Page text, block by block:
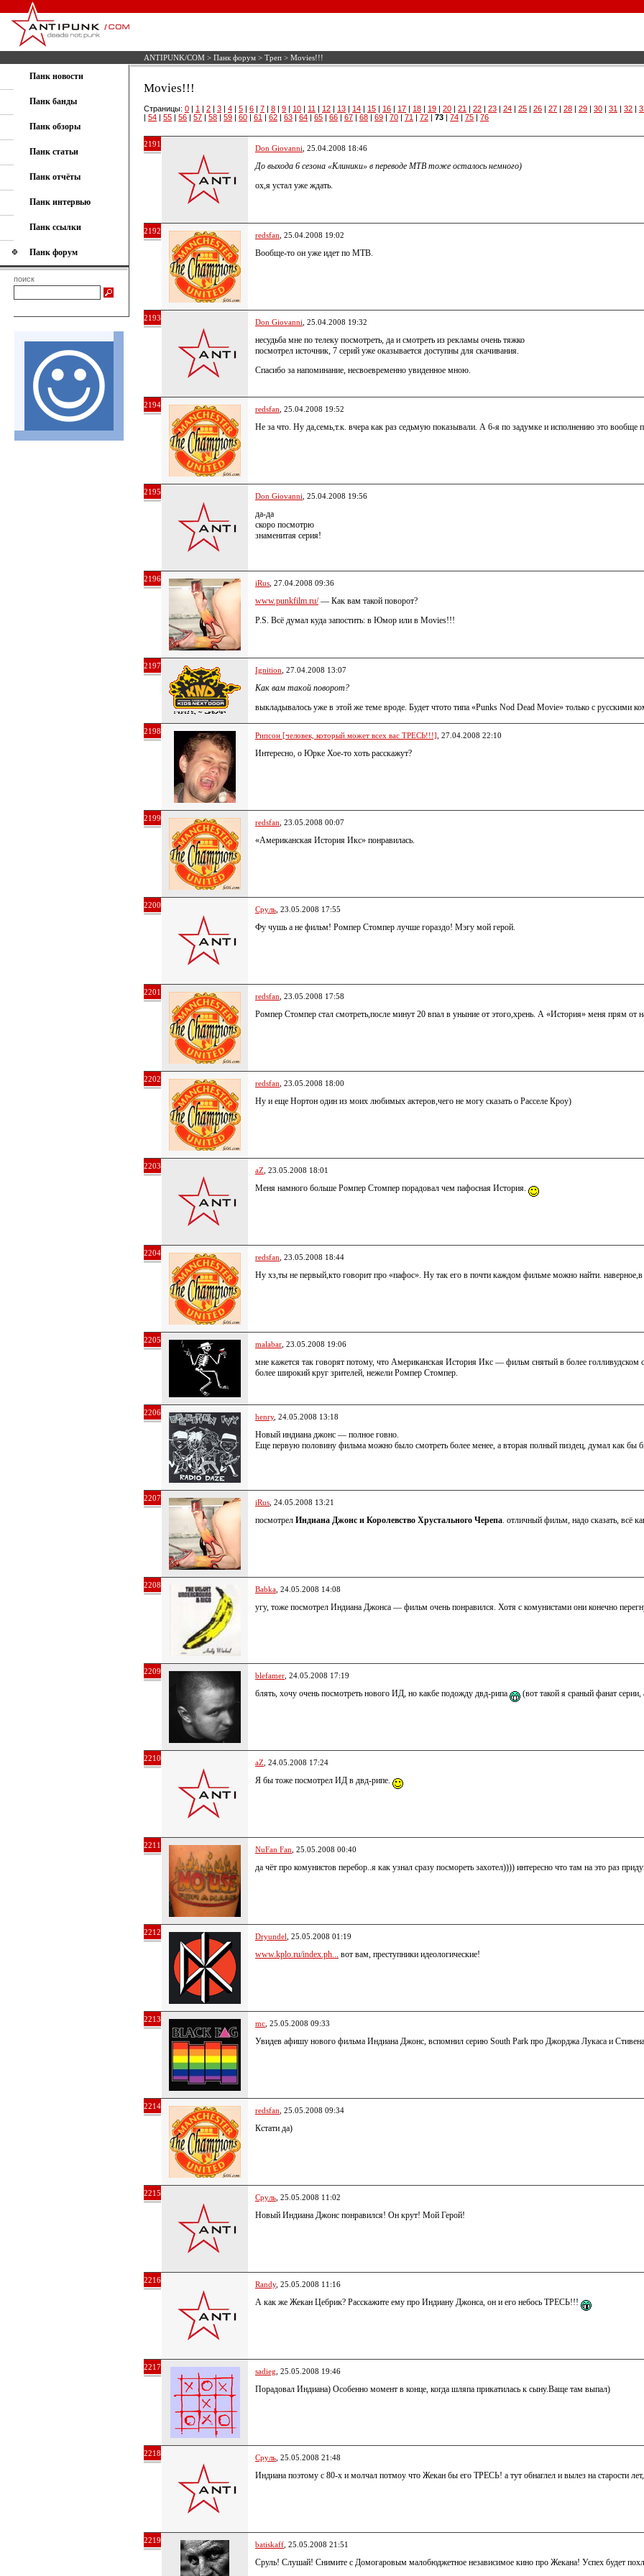
ANTIPUNK/COM > Панк форум > Треп > Movies!!!
Панк новости
Панк банды
Панк обзоры
Панк статьи
Панк отчёты
Панк интервью
Панк ссылки
Панк форум
поиск
Movies!!!
Страницы: 0 | 1 | 2 | 3 | 4 | 5 | 6 | 7 | 8 | 9 | 10 | 11 | 12 | 13 | 14 | 15 | 16 | 17 | 18 | 19 | 20 | 21 | 22 | 23 | 24 | 25 | 26 | 27 | 28 | 29 | 30 | 31 | 32 |
| 54 | 55 | 56 | 57 | 58 | 59 | 60 | 61 | 62 | 63 | 64 | 65 | 66 | 67 | 68 | 69 | 70 | 71 | 72 | 73 | 74 | 75 | 76
2191 Don Giovanni , 25.04.2008 18:46
До выхода 6 сезона «Клиники» в переводе МТВ тоже осталось немного)
ох,я устал уже ждать.
2192 redsfan , 25.04.2008 19:02
Вообще-то он уже идет по МТВ.
2193 Don Giovanni , 25.04.2008 19:32
несудьба мне по телеку посмотреть, да и смотреть из рекламы очень тяжко
посмотрел источник, 7 серий уже оказывается доступны для скачивания.
Спасибо за напоминание, несвоевременно увиденное мною.
2194 redsfan , 25.04.2008 19:52
Не за что. Ну да,семь,т.к. вчера как раз седьмую показывали. А 6-я по задумке и исполнению это вообще
2195 Don Giovanni , 25.04.2008 19:56
да-да
скоро посмотрю
знаменитая серия!
2196 iRus , 27.04.2008 09:36
www.punkfilm.ru/— Как вам такой поворот?
P.S. Всё думал куда запостить: в Юмор или в Movies!!!
2197 Ignition , 27.04.2008 13:07
Как вам такой поворот?
выкладывалось уже в этой же теме вроде. Будет чтото типа «Punks Nod Dead Movie» только с русскими
2198 Рипсон [человек, который может всех вас ТРЕСЬ!!!] , 27.04.2008 22:10
Интересно, о Юрке Хое-то хоть расскажут?
2199 redsfan , 23.05.2008 00:07
«Американская История Икс» понравилась.
2200 Сруль , 23.05.2008 17:55
Фу чушь а не фильм! Ромпер Стомпер лучше гораздо! Мэгу мой герой.
2201 redsfan , 23.05.2008 17:58
Ромпер Стомпер стал смотреть,после минут 20 впал в уныние от этого,хрень. А «История» меня прям от
2202 redsfan , 23.05.2008 18:00
Ну и еще Нортон один из моих любимых актеров,чего не могу сказать о Расселе Кроу)
2203 aZ , 23.05.2008 18:01
Меня намного больше Ромпер Стомпер порадовал чем пафосная История.
2204 redsfan , 23.05.2008 18:44
Ну хз,ты не первый,кто говорит про «пафос». Ну так его в почти каждом фильме можно найти.
2205 malabar , 23.05.2008 19:06
мне кажется так говорят потому, что Американская История Икс — фильм снятый в более голливудском
более широкий круг зрителей, нежели Ромпер Стомпер.
2206 henry, 24.05.2008 13:18
Новый индиана джонс — полное говно.
Еще первую половину фильма можно было смотреть более менее, а вторая полный пиздец, думал как бы
2207 iRus , 24.05.2008 13:21
посмотрел Индиана Джонс и Королевство Хрустального Черепа. отличный фильм, надо сказать, всё
2208 Babka , 24.05.2008 14:08
угу, тоже посмотрел Индиана Джонса — фильм очень понравился. Хотя с комунистами они конечно
2209 blefamer , 24.05.2008 17:19
блять, хочу очень посмотреть нового ИД, но какбе подожду двд-рипа (вот такой я сраный фанат
2210 aZ , 24.05.2008 17:24
Я бы тоже посмотрел ИД в двд-рипе.
2211 NuFan Fan , 25.05.2008 00:40
да чёт про комунистов перебор..я как узнал сразу посмореть захотел)))) интересно что там на это раз
2212 Dryundel , 25.05.2008 01:19
www.kplo.ru/index.ph... вот вам, преступники идеологические!
2213 mc , 25.05.2008 09:33
Увидев афишу нового фильма Индиана Джонс, вспомнил серию South Park про Джорджа Лукаса и
2214 redsfan , 25.05.2008 09:34
Кстати да)
2215 Сруль , 25.05.2008 11:02
Новый Индиана Джонс понравился! Он крут! Мой Герой!
2216 Randy, 25.05.2008 11:16
А как же Жекан Цебрик? Расскажите ему про Индиану Джонса, он и его небось ТРЕСЬ!!!
2217 sadieg , 25.05.2008 19:46
Порадовал Индиана) Особенно момент в конце, когда шляпа прикатилась к сыну.Ваще там выпал)
2218 Сруль , 25.05.2008 21:48
Индиана поэтому с 80-х и молчал потмоу что Жекан бы его ТРЕСЬ! а тут обнаглел и вылез на старости
2219 batiskaff , 25.05.2008 21:51
Сруль! Слушай! Снимите с Домогаровым малобюджетное независимое кино про Жекана! Успех будет